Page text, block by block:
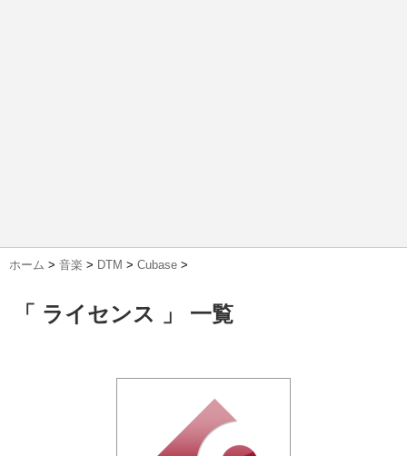
ホーム > 音楽 > DTM > Cubase >
「 ライセンス 」 一覧